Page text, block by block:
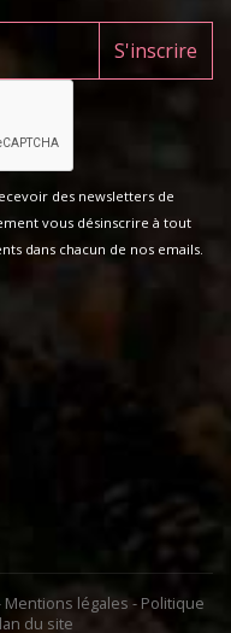
des newsletters de
vous désinscrire à tout
dans chacun de nos emails.
Mentions légales- Politique
du site